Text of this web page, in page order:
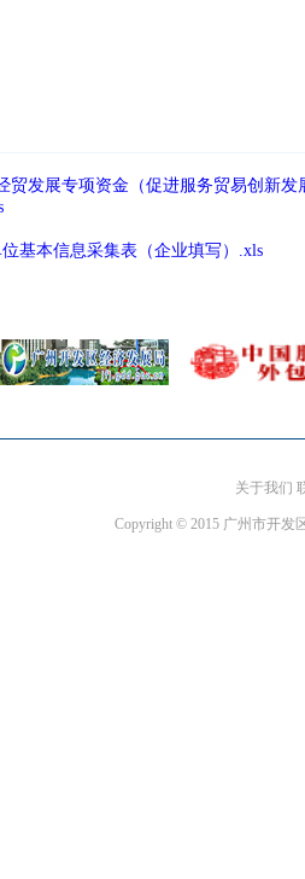
贸发展专项资金（促进服务贸易创新发
基本信息采集表（企业填写）.xls
关于我们
Copyright © 2015 广州市开发